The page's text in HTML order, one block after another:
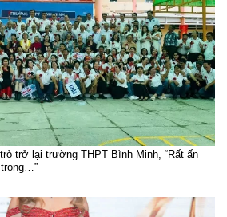
trở lại trường THPT Bình Minh, “Rất ấn